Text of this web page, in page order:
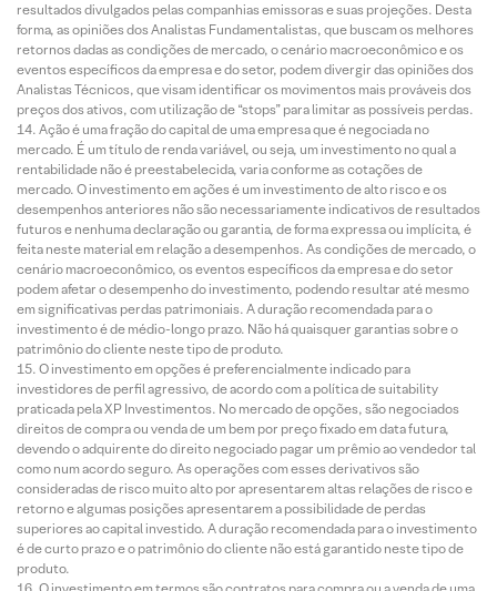
resultados divulgados pelas companhias emissoras e suas projeções. Desta
forma, as opiniões dos Analistas Fundamentalistas, que buscam os melhores
retornos dadas as condições de mercado, o cenário macroeconômico e os
eventos específicos da empresa e do setor, podem divergir das opiniões dos
Analistas Técnicos, que visam identificar os movimentos mais prováveis dos
preços dos ativos, com utilização de “stops” para limitar as possíveis perdas.
Ação é uma fração do capital de uma empresa que é negociada no
mercado. É um título de renda variável, ou seja, um investimento no qual a
rentabilidade não é preestabelecida, varia conforme as cotações de
mercado. O investimento em ações é um investimento de alto risco e os
desempenhos anteriores não são necessariamente indicativos de resultados
futuros e nenhuma declaração ou garantia, de forma expressa ou implícita, é
feita neste material em relação a desempenhos. As condições de mercado, o
cenário macroeconômico, os eventos específicos da empresa e do setor
podem afetar o desempenho do investimento, podendo resultar até mesmo
em significativas perdas patrimoniais. A duração recomendada para o
investimento é de médio-longo prazo. Não há quaisquer garantias sobre o
patrimônio do cliente neste tipo de produto.
O investimento em opções é preferencialmente indicado para
investidores de perfil agressivo, de acordo com a política de suitability
praticada pela XP Investimentos. No mercado de opções, são negociados
direitos de compra ou venda de um bem por preço fixado em data futura,
devendo o adquirente do direito negociado pagar um prêmio ao vendedor tal
como num acordo seguro. As operações com esses derivativos são
consideradas de risco muito alto por apresentarem altas relações de risco e
retorno e algumas posições apresentarem a possibilidade de perdas
superiores ao capital investido. A duração recomendada para o investimento
é de curto prazo e o patrimônio do cliente não está garantido neste tipo de
produto.